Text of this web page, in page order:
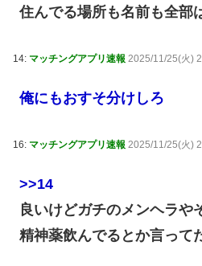
住んでる場所も名前も全部
14: マッチングアプリ速報 2025/11/25(火)
俺にもおすそ分けしろ
16: マッチングアプリ速報 2025/11/25(火)
>>14
良いけどガチのメンヘラや
精神薬飲んでるとか言って